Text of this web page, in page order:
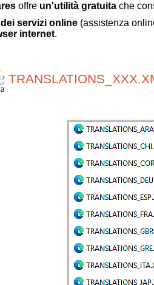
offre un'utilità gratuita che
servizi online (assistenza
internet.